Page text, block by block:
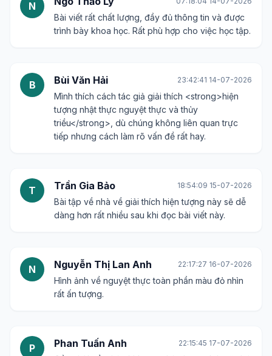
N
Bài viết rất chất lượng, đầy đủ thông tin và được
trình bày khoa học. Rất phù hợp cho việc học tập.
B Bùi Văn Hải 23:42:41 14-07-2026
Mình thích cách tác giả giải thích <strong>hiện
tượng nhật thực nguyệt thực và thủy
triều</strong>, dù chúng không liên quan trực
tiếp nhưng cách làm rõ vấn đề rất hay.
T Trần Gia Bảo 18:54:09 15-07-2026
Bài tập về nhà về giải thích hiện tượng này sẽ dễ
dàng hơn rất nhiều sau khi đọc bài viết này.
N Nguyễn Thị Lan Anh 22:17:27 16-07-2026
Hình ảnh về nguyệt thực toàn phần màu đỏ nhìn
rất ấn tượng.
P Phan Tuấn Anh 22:15:45 17-07-2026